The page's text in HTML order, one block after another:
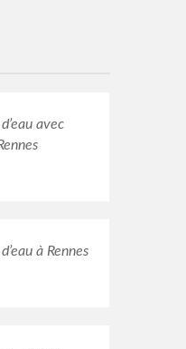
avec
à Rennes